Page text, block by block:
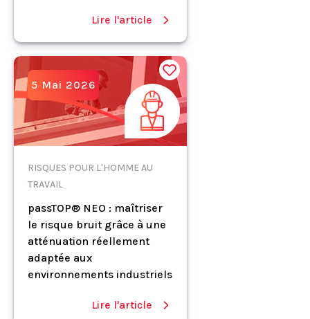
Lire l'article
5 Mai 2026
RISQUES POUR L'HOMME AU
TRAVAIL
passTOP® NEO : maîtriser
le risque bruit grâce à une
atténuation réellement
adaptée aux
environnements industriels
Lire l'article